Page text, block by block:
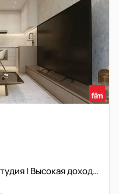
Скоро сдача | Меблирована студия | Высокая доходность